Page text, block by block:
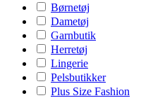
Børnetøj
Dametøj
Garnbutik
Herretøj
Lingerie
Pelsbutikker
Plus Size Fashion